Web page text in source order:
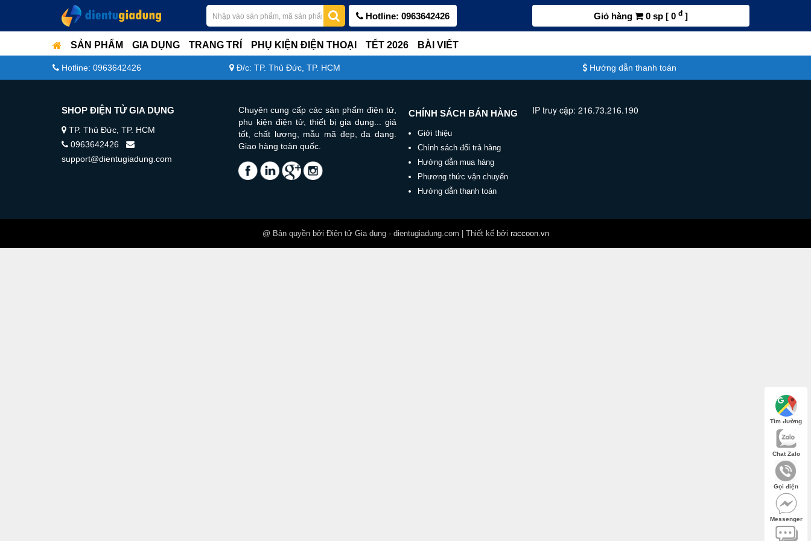
Hotline: 0963642426 Giỏ hàng 0 sp [ 0 đ ]
SẢN PHẨM GIA DỤNG TRANG TRÍ PHỤ KIỆN ĐIỆN THOẠI TẾT 2026 BÀI VIẾT
Hotline: 0963642426 Đ/c: TP. Thủ Đức, TP. HCM Hướng dẫn thanh toán
Tìm đường
Chat Zalo
Gọi điện
Messenger
SHOP ĐIỆN TỬ GIA DỤNG
TP. Thủ Đức, TP. HCM
0963642426
support@dientugiadung.com
Chuyên cung cấp các sản phẩm điện tử,
phụ kiện điện tử, thiết bị gia dụng... giá
tốt, chất lượng, mẫu mã đẹp, đa dạng.
Giao hàng toàn quốc.
CHÍNH SÁCH BÁN HÀNG
Giới thiệu
Chính sách đổi trả hàng
Hướng dẫn mua hàng
Phương thức vận chuyển
Hướng dẫn thanh toán
IP truy cập: 216.73.216.190
@ Bản quyền bởi Điện tử Gia dụng - dientugiadung.com | Thiết kế bởi raccoon.vn